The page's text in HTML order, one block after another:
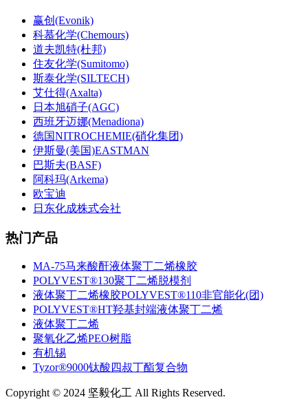
赢创(Evonik)
科慕化学(Chemours)
道夫凯特(杜邦)
住友化学(Sumitomo)
斯泰化学(SILTECH)
艾仕得(Axalta)
日本旭硝子(AGC)
西班牙迈娜(Menadiona)
德国NITROCHEMIE(硝化集团)
伊斯曼(美国)EASTMAN
巴斯夫(BASF)
阿科玛(Arkema)
欧宝迪
日东化成株式会社
热门产品
MA-75马来酸酐液体聚丁二烯橡胶
POLYVEST®130聚丁二烯脱模剂
液体聚丁二烯橡胶POLYVEST®110非官能化(团)
POLYVEST®HT羟基封端液体聚丁二烯
液体聚丁二烯
聚氧化乙烯PEO树脂
有机锡
Tyzor®9000钛酸四叔丁酯复合物
Copyright © 2024 坚毅化工 All Rights Reserved.